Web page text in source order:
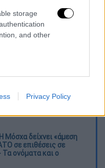
storage
and other
Privacy Policy
το αιολικό πάρκο από
- Στο στόχαστρο
δημάρχου
από το τροχαίο στις
μητέρα και γιος:
στο φορτηγό
έσβησε βίντεο για το
του 26χρονου
Μόσχα δείχνει «άμεση
σε επιθέσεις σε
ονόματα και ο